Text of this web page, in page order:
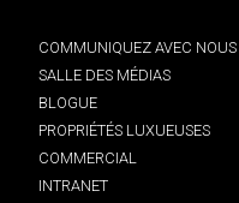
COMMUNIQUEZ AVEC NOUS
SALLE DES MÉDIAS
BLOGUE
PROPRIÉTÉS LUXUEUSES
COMMERCIAL
INTRANET